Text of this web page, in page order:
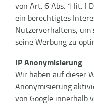
von Art. 6 Abs. 1 lit. f
ein berechtigtes
Nutzerverhaltens, um
seine Werbung zu
IP Anonymisierung
Wir haben auf dieser
Anonymisierung
von Google innerhalb